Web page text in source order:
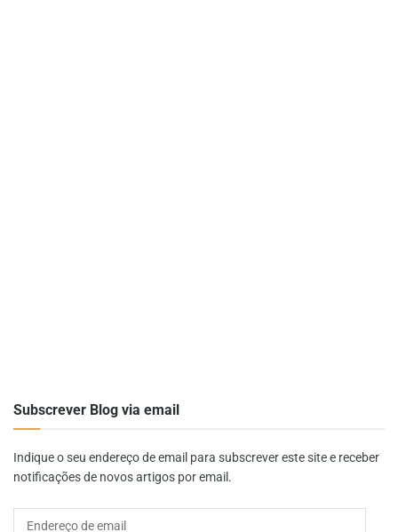
Subscrever Blog via email
Indique o seu endereço de email para subscrever este site e receber
notificações de novos artigos por email.